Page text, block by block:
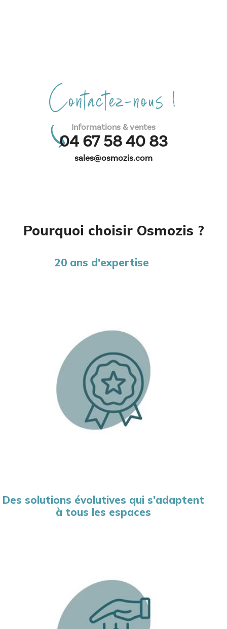
Contactez-nous !
Informations & ventes
04 67 58 40 83
sales@osmozis.com
Pourquoi choisir Osmozis ?
20 ans d'expertise
Des solutions évolutives qui s'adaptent
à tous les espaces